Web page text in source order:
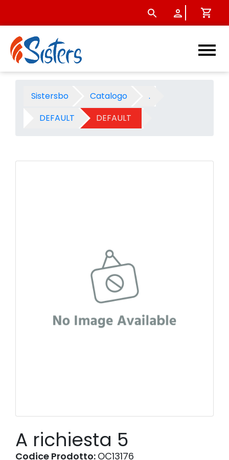
A richiesta 5 - Prodotto -
Sistersbo Catalogo
.
DEFAULT
DEFAULT
A richiesta 5
Codice Prodotto: OC13176